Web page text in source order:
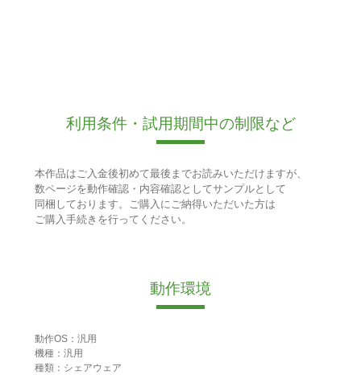
利用条件・試用期間中の制限など
本作品はご入金後初めて最後までお読みいただけますが、
数ページを動作確認・内容確認としてサンプルとして
同梱しております。ご購入にご納得いただいた方は
ご購入手続きを行ってください。
動作環境
動作OS：汎用
機種：汎用
種類：シェアウェア